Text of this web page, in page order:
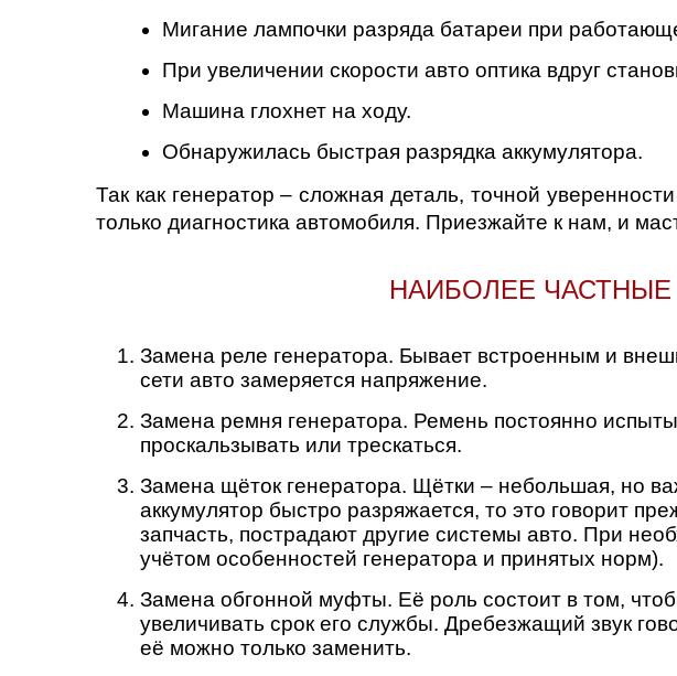
Сочи
Сургут
Тюмень
Ульяновск
Челябинск
Череповец
Ярославль
Мигание лампочки разряда батареи при
При увеличении скорости авто оптика вдруг
Машина глохнет на ходу.
Обнаружилась быстрая разрядка аккумулятора.
Так как генератор – сложная деталь, точной
только диагностика автомобиля. Приезжайте к нам, и
НАИБОЛЕЕ
Замена реле генератора. Бывает встроенным и
сети авто замеряется напряжение.
Замена ремня генератора. Ремень постоянно
проскальзывать или трескаться.
Замена щёток генератора. Щётки – небольшая, но
аккумулятор быстро разряжается, то это говорит
запчасть, пострадают другие системы авто. При
учётом особенностей генератора и принятых норм).
Замена обгонной муфты. Её роль состоит в том,
увеличивать срок его службы. Дребезжащий звук
её можно только заменить.